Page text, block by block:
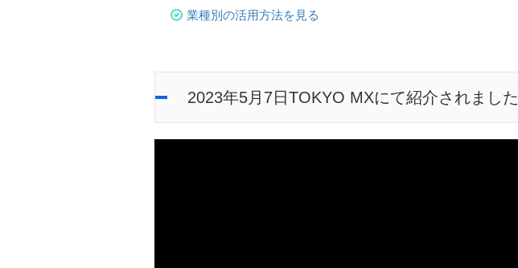
業種別の活用方法を見る
2023年5月7日TOKYO MXにて紹介されました